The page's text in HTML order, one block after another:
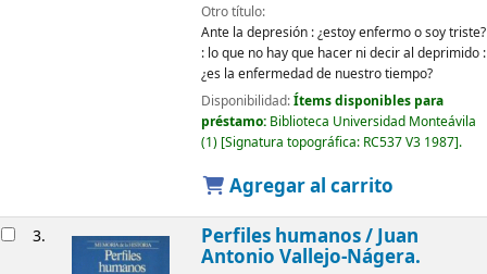
Otro título:
Ante la depresión : ¿estoy enfermo o soy triste?
: lo que no hay que hacer ni decir al deprimido :
¿es la enfermedad de nuestro tiempo?
Disponibilidad:Ítems disponibles para
préstamo: Biblioteca Universidad Monteávila
(1) Signatura topográfica: RC537 V3 1987 .
Agregar al carrito
3. Perfiles humanos /Juan
Antonio Vallejo-Nágera.